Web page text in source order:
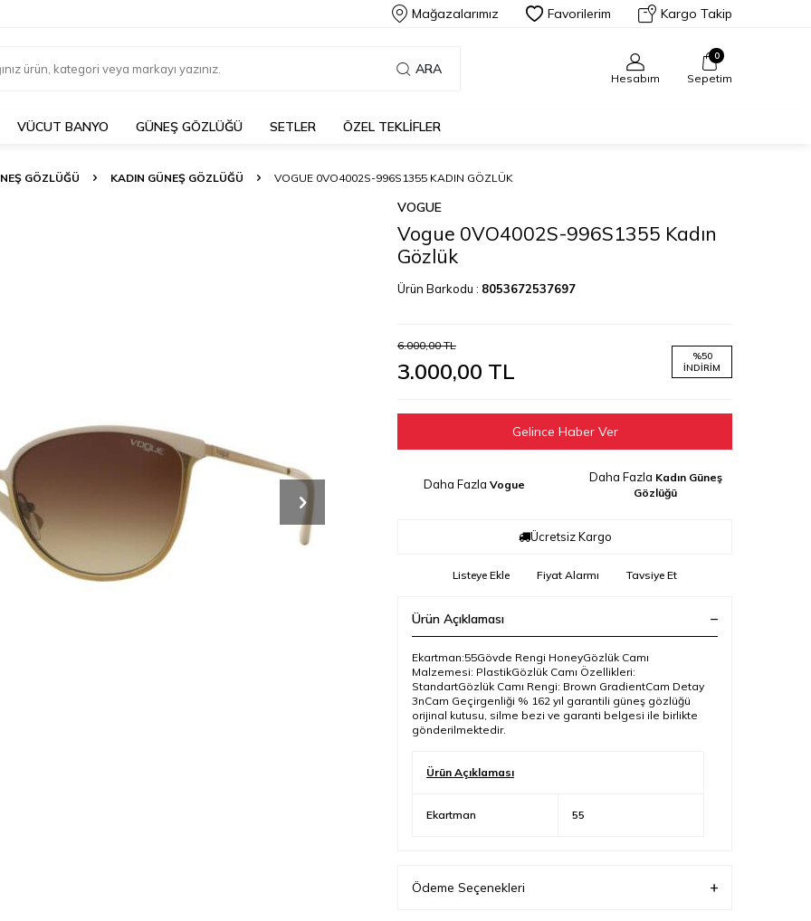
Mağazalarımız Favorilerim Kargo Takip
ARA
Hesabım
0
Sepetim
VÜCUT BANYO GÜNEŞ GÖZLÜĞÜ SETLER ÖZEL TEKLIFLER
GÖZLÜĞÜ KADIN GÜNEŞ GÖZLÜĞÜ VOGUE 0VO4002S-996S1355 KADIN GÖZLÜK
VOGUE
Vogue 0VO4002S-996S1355 Kadın
Gözlük
Ürün Barkodu : 8053672537697
6.000,00TL
3.000,00 TL
%50
İNDIRIM
Gelince Haber Ver
Daha Fazla Vogue
Daha Fazla Kadın Güneş
Gözlüğü
Ücretsiz Kargo
Listeye Ekle Fiyat Alarmı Tavsiye Et
Ürün Açıklaması
Ekartman:55Gövde Rengi HoneyGözlük Camı
Malzemesi: PlastikGözlük Camı Özellikleri:
StandartGözlük Camı Rengi: Brown GradientCam Detay
3nCam Geçirgenliği % 162 yıl garantili güneş gözlüğü
orijinal kutusu, silme bezi ve garanti belgesi ile birlikte
gönderilmektedir.
Ürün Açıklaması
Ekartman 55
Ödeme Seçenekleri